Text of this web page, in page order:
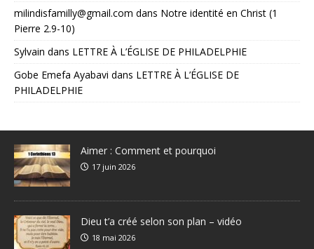
milindisfamilly@gmail.com dans Notre identité en Christ (1
Pierre 2.9-10)
Sylvain dans LETTRE À L’ÉGLISE DE PHILADELPHIE
Gobe Emefa Ayabavi dans LETTRE À L’ÉGLISE DE
PHILADELPHIE
Aimer : Comment et pourquoi
17 juin 2026
Dieu t’a créé selon son plan – vidéo
18 mai 2026